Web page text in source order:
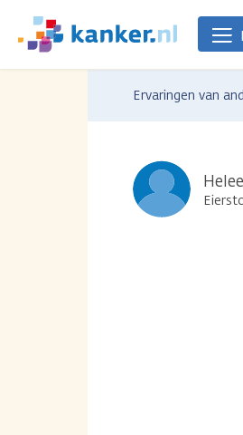
naar
We
zijn
Ervaringen van